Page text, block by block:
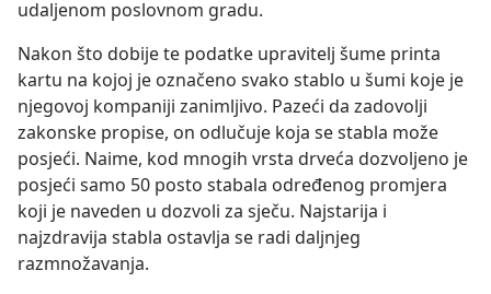
udaljenom poslovnom gradu.
Nakon što dobije te podatke upravitelj šume printa
kartu na kojoj je označeno svako stablo u šumi koje je
njegovoj kompaniji zanimljivo. Pazeći da zadovolji
zakonske propise, on odlučuje koja se stabla može
posjeći. Naime, kod mnogih vrsta drveća dozvoljeno je
posjeći samo 50 posto stabala određenog promjera
koji je naveden u dozvoli za sječu. Najstarija i
najzdravija stabla ostavlja se radi daljnjeg
razmnožavanja.